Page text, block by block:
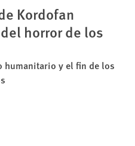
Kordofan
horror de los
humanitario y el fin de los